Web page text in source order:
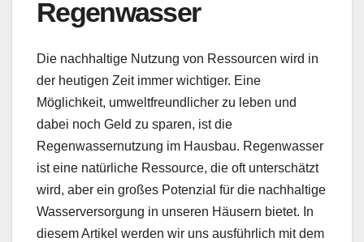
Regenwasser
Die nachhaltige Nutzung von Ressourcen wird in
der heutigen Zeit immer wichtiger. Eine
Möglichkeit, umweltfreundlicher zu leben und
dabei noch Geld zu sparen, ist die
Regenwassernutzung im Hausbau. Regenwasser
ist eine natürliche Ressource, die oft unterschätzt
wird, aber ein großes Potenzial für die nachhaltige
Wasserversorgung in unseren Häusern bietet. In
diesem Artikel werden wir uns ausführlich mit dem